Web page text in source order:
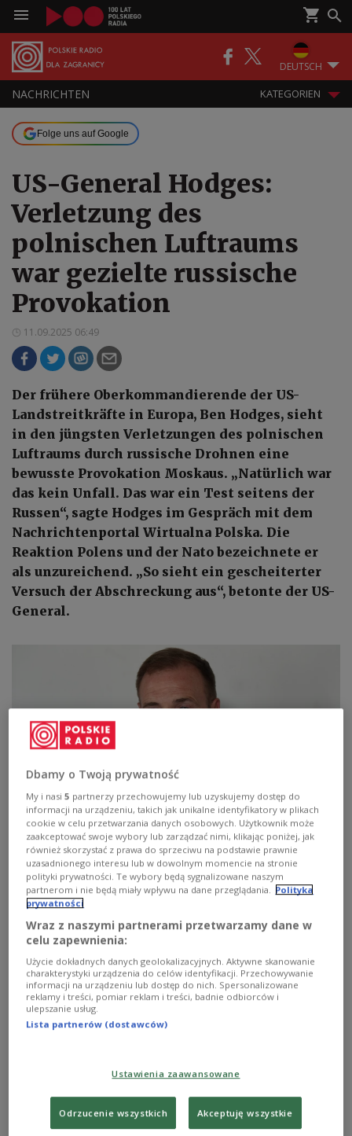
DEUTSCH
NACHRICHTEN KATEGORIEN
Folge uns auf Google
US-General Hodges:
Verletzung des
polnischen Luftraums
war gezielte russische
Provokation
11.09.2025 06:49
Der frühere Oberkommandierende der US-
Landstreitkräfte in Europa, Ben Hodges, sieht
in den jüngsten Verletzungen des polnischen
Luftraums durch russische Drohnen eine
bewusste Provokation Moskaus. „Natürlich war
das kein Unfall. Das war ein Test seitens der
Russen“, sagte Hodges im Gespräch mit dem
Nachrichtenportal Wirtualna Polska. Die
Reaktion Polens und der Nato bezeichnete er
als unzureichend. „So sieht ein gescheiterter
Versuch der Abschreckung aus“, betonte der US-
General.
Ben Hodges CTK Photo/Michal Krumphanzl
In der Nacht zu Mittwoch hatten russische
Drohnen bei einem massiven Angriff auf die
Ukrainemehrfach den polnischen Luftraum
verletzt. Nach Angaben der Regierung in Warschau
könnte es sich um bis zu 19 Vorfälle handeln. Zum
ersten Mal entschied das polnische Militär, einen
Teil der unbemannten Fluggeräte abzuschießen.
Bislang wurden Drohnen oder Trümmer in
mehreren Ortschaften der Woiwodschaften Lublin,
„Kein Respekt vor den USA und Europa“
Für Hodges ist der Vorfall Beleg dafür, dass
Dbamy o Twoją prywatność
My i nasi5 partnerzy przechowujemy lub uzyskujemy dostęp do
informacji na urządzeniu, takich jak unikalne identyfikatory w plikach
cookie w celu przetwarzania danych osobowych. Użytkownik może
zaakceptować swoje wybory lub zarządzać nimi, klikając poniżej, jak
również skorzystać z prawa do sprzeciwu na podstawie prawnie
uzasadnionego interesu lub w dowolnym momencie na stronie
polityki prywatności. Te wybory będą sygnalizowane naszym
partnerom i nie będą miały wpływu na dane przeglądania.
Polityka
prywatności
Wraz z naszymi partnerami przetwarzamy dane w
celu zapewnienia:
Użycie dokładnych danych geolokalizacyjnych. Aktywne skanowanie
charakterystyki urządzenia do celów identyfikacji. Przechowywanie
informacji na urządzeniu lub dostęp do nich. Spersonalizowane
reklamy i treści, pomiar reklam i treści, badnie odbiorców i
ulepszanie usług.
Lista partnerów (dostawców)
Ustawienia zaawansowane
Odrzucenie wszystkich Akceptuję wszystkie